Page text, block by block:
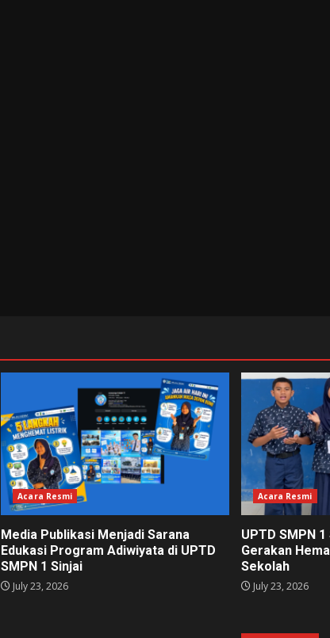
Acara Resmi
Media Publikasi Menjadi Sarana
Edukasi Program Adiwiyata di UPTD
SMPN 1 Sinjai
July 23, 2026
Acara Resmi
UPTD SMPN
Gerakan
Sekolah
July 23, 2026